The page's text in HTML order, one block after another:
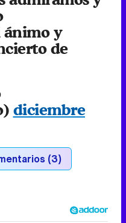
diciembre